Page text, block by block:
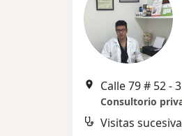
Calle 79 # 52 -
Consultorio